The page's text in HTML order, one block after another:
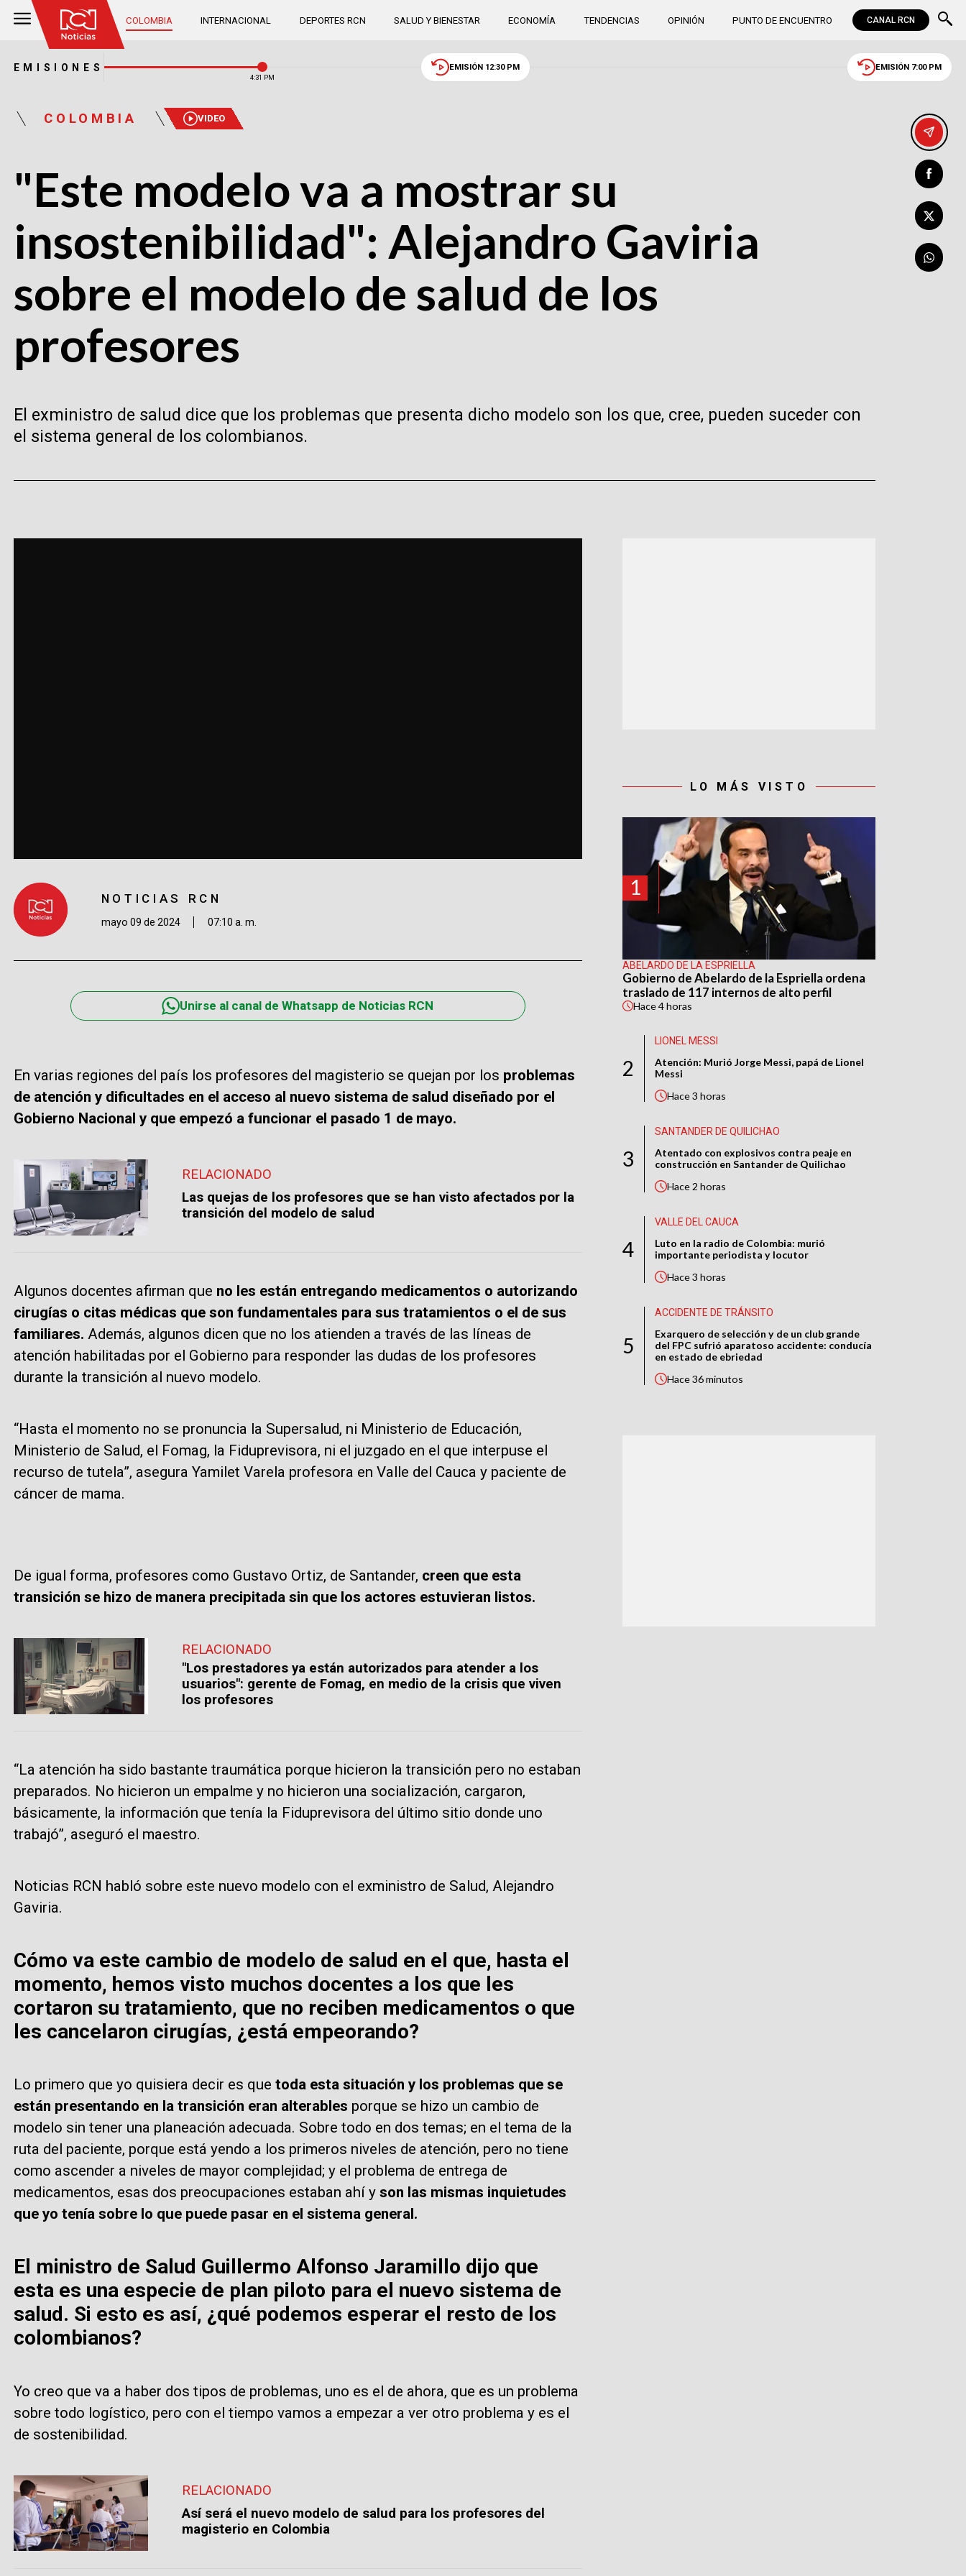
COLOMBIA INTERNACIONAL DEPORTES RCN SALUD Y BIENESTAR ECONOMÍA TENDENCIAS OPINIÓN PUNTO DE ENCUENTRO CANAL RCN
EMISIONES
4:31 PM
EMISIÓN 12:30 PM EMISIÓN 7:00 PM
COLOMBIA VIDEO
"Este modelo va a mostrar su
insostenibilidad": Alejandro Gaviria
sobre el modelo de salud de los
profesores
El exministro de salud dice que los problemas que presenta dicho modelo son los que, cree, pueden suceder con
el sistema general de los colombianos.
NOTICIAS RCN
mayo 09 de 2024 07:10 a. m.
Unirse al canal de Whatsapp de Noticias RCN
En varias regiones del país los profesores del magisterio se quejan por los problemas
de atención y dificultades en el acceso al nuevo sistema de salud diseñado por el
Gobierno Nacional y que empezó a funcionar el pasado 1 de mayo.
RELACIONADO
Las quejas de los profesores que se han visto afectados por la
transición del modelo de salud
Algunos docentes afirman que no les están entregando medicamentos o autorizando
cirugías o citas médicas que son fundamentales para sus tratamientos o el de sus
familiares. Además, algunos dicen que no los atienden a través de las líneas de
atención habilitadas por el Gobierno para responder las dudas de los profesores
durante la transición al nuevo modelo.
“Hasta el momento no se pronuncia la Supersalud, ni Ministerio de Educación,
Ministerio de Salud, el Fomag, la Fiduprevisora, ni el juzgado en el que interpuse el
recurso de tutela”, asegura Yamilet Varela profesora en Valle del Cauca y paciente de
cáncer de mama.
De igual forma, profesores como Gustavo Ortiz, de Santander, creen que esta
transición se hizo de manera precipitada sin que los actores estuvieran listos.
RELACIONADO
"Los prestadores ya están autorizados para atender a los
usuarios": gerente de Fomag, en medio de la crisis que viven
los profesores
“La atención ha sido bastante traumática porque hicieron la transición pero no estaban
preparados. No hicieron un empalme y no hicieron una socialización, cargaron,
básicamente, la información que tenía la Fiduprevisora del último sitio donde uno
trabajó”, aseguró el maestro.
Noticias RCN habló sobre este nuevo modelo con el exministro de Salud, Alejandro
Gaviria.
Cómo va este cambio de modelo de salud en el que, hasta el
momento, hemos visto muchos docentes a los que les
cortaron su tratamiento, que no reciben medicamentos o que
les cancelaron cirugías, ¿está empeorando?
Lo primero que yo quisiera decir es que toda esta situación y los problemas que se
están presentando en la transición eran alterables porque se hizo un cambio de
modelo sin tener una planeación adecuada. Sobre todo en dos temas; en el tema de la
ruta del paciente, porque está yendo a los primeros niveles de atención, pero no tiene
como ascender a niveles de mayor complejidad; y el problema de entrega de
medicamentos, esas dos preocupaciones estaban ahí y son las mismas inquietudes
que yo tenía sobre lo que puede pasar en el sistema general.
El ministro de Salud Guillermo Alfonso Jaramillo dijo que
esta es una especie de plan piloto para el nuevo sistema de
salud. Si esto es así, ¿qué podemos esperar el resto de los
colombianos?
Yo creo que va a haber dos tipos de problemas, uno es el de ahora, que es un problema
sobre todo logístico, pero con el tiempo vamos a empezar a ver otro problema y es el
de sostenibilidad.
RELACIONADO
Así será el nuevo modelo de salud para los profesores del
magisterio en Colombia
LO MÁS VISTO
1
ABELARDO DE LA ESPRIELLA
Gobierno de Abelardo de la Espriella ordena
traslado de 117 internos de alto perfil
Hace4 horas
2
LIONEL MESSI
Atención: Murió Jorge Messi, papá de Lionel
Messi
Hace3 horas
3
SANTANDER DE QUILICHAO
Atentado con explosivos contra peaje en
construcción en Santander de Quilichao
Hace2 horas
4
VALLE DEL CAUCA
Luto en la radio de Colombia: murió
importante periodista y locutor
Hace3 horas
5
ACCIDENTE DE TRÁNSITO
Exarquero de selección y de un club grande
del FPC sufrió aparatoso accidente: conducía
en estado de ebriedad
Hace36 minutos